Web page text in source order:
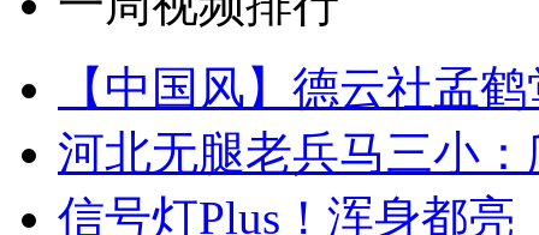
【中国风】德云社孟
河北无腿老兵马三小
信号灯Plus！浑身都亮